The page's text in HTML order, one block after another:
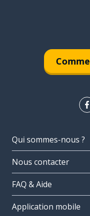
Qui sommes-nous ?
Nous contacter
FAQ & Aide
Application mobile